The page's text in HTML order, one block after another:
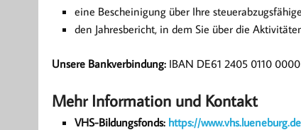
eine Bescheinigung über Ihre
den Jahresbericht, in dem Sie über die
Unsere Bankverbindung: IBAN DE61 2405 0110
Mehr Information und Kontakt
VHS-Bildungsfonds: https://